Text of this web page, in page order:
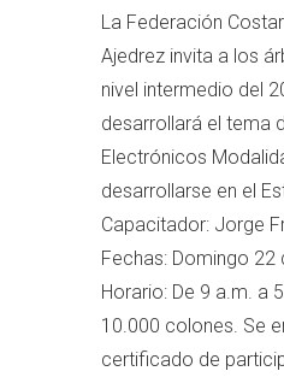
La Federación
Ajedrez invita a los
nivel intermedio del
desarrollará el tema
Electrónicos
desarrollarse en el
Capacitador: Jorge
Fechas: Domingo 22
Horario: De 9 a.m. a
10.000 colones. Se
certificado de